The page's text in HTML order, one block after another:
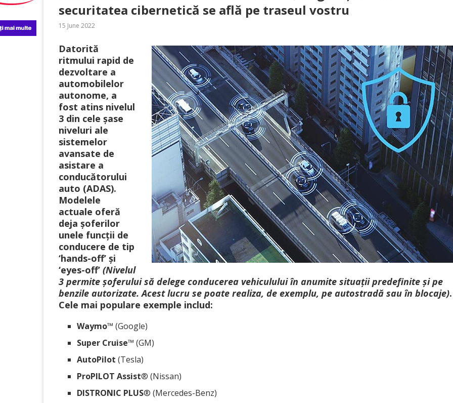
securitatea cibernetică se află pe traseul vostru
15 June 2022
Datorită
ritmului rapid de
dezvoltare a
automobilelor
autonome, a
fost atins nivelul
3 din cele șase
niveluri ale
sistemelor
avansate de
asistare a
conducătorului
auto (ADAS).
Modelele
actuale oferă
deja șoferilor
unele funcții de
conducere de tip
‘hands-off’ și
‘eyes-off’ (Nivelul
3 permite șoferului să delege conducerea vehiculului în anumite situații predefinite și pe
benzile autorizate. Acest lucru se poate realiza, de exemplu, pe autostradă sau în blocaje).
Cele mai populare exemple includ:
Waymo™ (Google)
Super Cruise™ (GM)
AutoPilot (Tesla)
ProPILOT Assist® (Nissan)
DISTRONIC PLUS® (Mercedes-Benz)